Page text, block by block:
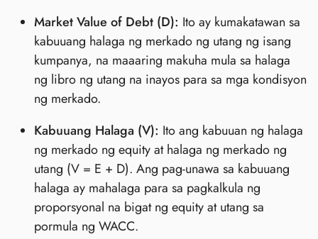
Market Value of Debt (D): Ito ay kumakatawan sa
kabuuang halaga ng merkado ng utang ng isang
kumpanya, na maaaring makuha mula sa halaga
ng libro ng utang na inayos para sa mga kondisyon
ng merkado.
Kabuuang Halaga (V): Ito ang kabuuan ng halaga
ng merkado ng equity at halaga ng merkado ng
utang (V = E + D). Ang pag-unawa sa kabuuang
halaga ay mahalaga para sa pagkalkula ng
proporsyonal na bigat ng equity at utang sa
pormula ng WACC.